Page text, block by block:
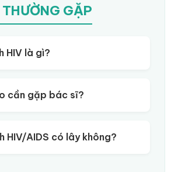
GẶP
HIV là gì?
cần gặp bác sĩ?
HIV/AIDS có lây không?